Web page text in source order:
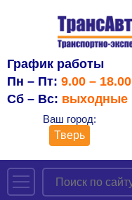
График работы
Пн – Пт: 9.00 – 18.00
Сб – Вс: выходные
Ваш город:
Тверь